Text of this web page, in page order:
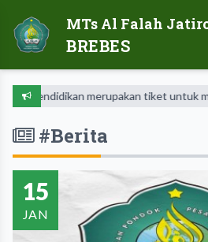
MTs Al Falah
BREBES
Pendidikan merupakan tiket untuk masa
#Berita
15
JAN